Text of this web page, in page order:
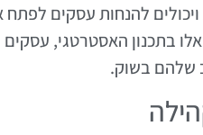
להנחות עסקים
בתכנון האסטרטגי,
שלהם בשוק.